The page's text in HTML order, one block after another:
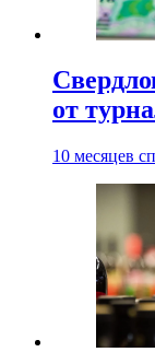
от
10 месяцев